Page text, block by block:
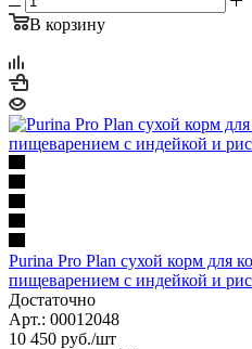
В корзину
Purina Pro Plan сухой корм для
пищеварением с индейкой и
Достаточно
Арт.: 00012048
10 450 руб./шт